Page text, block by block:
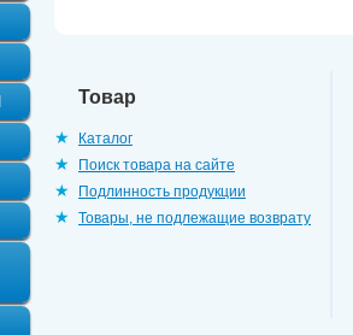
Товар
Каталог
Поиск товара на сайте
Подлинность продукции
Товары, не подлежащие возврату